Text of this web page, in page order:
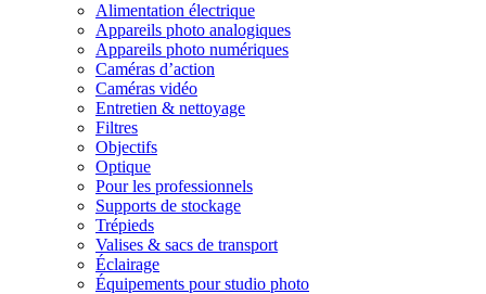
Alimentation électrique
Appareils photo analogiques
Appareils photo numériques
Caméras d’action
Caméras vidéo
Entretien & nettoyage
Filtres
Objectifs
Optique
Pour les professionnels
Supports de stockage
Trépieds
Valises & sacs de transport
Éclairage
Équipements pour studio photo